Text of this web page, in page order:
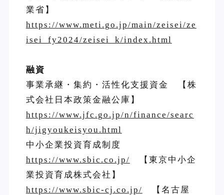
業省】
https://www.meti.go.jp/main/zeisei/ze
isei_fy2024/zeisei_k/index.html
融資
事業承継・集約・活性化支援資金 【株
式会社日本政策金融公庫】
https://www.jfc.go.jp/n/finance/searc
h/jigyoukeisyou.html
中小企業投資育成制度
https://www.sbic.co.jp/ 【東京中小企
業投資育成株式会社】
https://www.sbic-cj.co.jp/ 【名古屋